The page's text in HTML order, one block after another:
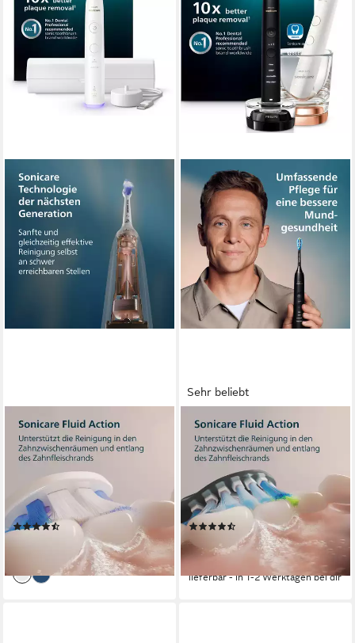
PHILIPS SONICARE
Elektrische Zahnbürste Series
6100
Schalltechnologie Technologie
1 St. Aufsteckbürsten
2 Reinigungsprogramme
(10)
lieferbar - in 3-4 Werktagen bei dir
Sehr beliebt
PHILIPS SONICARE
Elektrische Zahnbürste
DiamondClean 9000 HX9914
Schalltechnologie Technologie
2 St. Aufsteckbürsten
4 Reinigungsprogramme
(297)
ab 214,99 € UVP349,99 €
-39%
lieferbar - in 1-2 Werktagen bei dir